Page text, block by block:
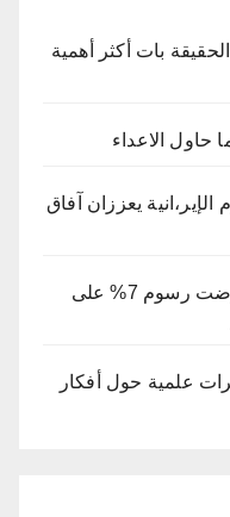
بات أكثر أهمية
حاول الاعداء
يعززان آفاق
الجمهورية الإسلامية الإيرا، نية فرضت رسوم 7% على
علمية حول أفكار